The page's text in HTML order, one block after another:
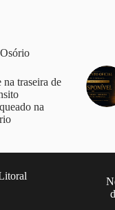
Osório
traseira de
na